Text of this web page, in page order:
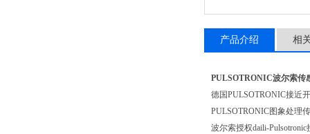
产品介绍 相
PULSOTRONIC波尔索传
德国PULSOTRONIC接近
PULSOTRONIC图象处理
波尔索授权daili-